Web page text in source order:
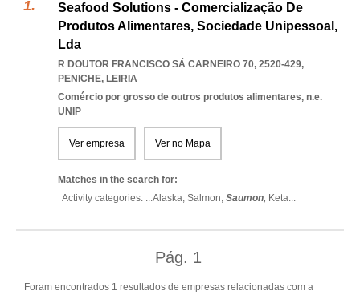
Seafood Solutions - Comercialização De
Produtos Alimentares, Sociedade Unipessoal,
Lda
R DOUTOR FRANCISCO SÁ CARNEIRO 70, 2520-429,
PENICHE, LEIRIA
Comércio por grosso de outros produtos alimentares, n.e.
UNIP
Ver empresa Ver no Mapa
Matches in the search for:
Activity categories: ...Alaska, Salmon, Saumon, Keta...
Pág. 1
Foram encontrados 1 resultados de empresas relacionadas com a